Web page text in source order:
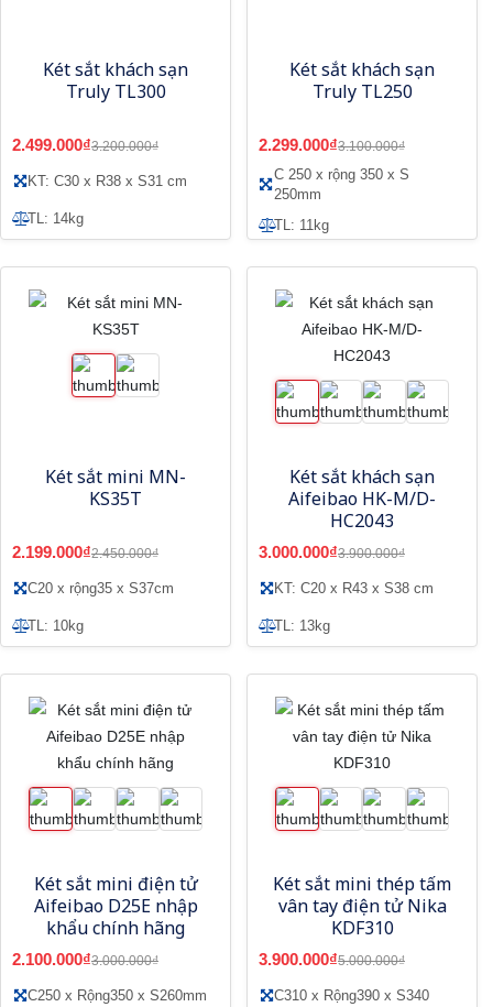
Két sắt khách sạn
Truly TL300
2.499.000₫3.200.000₫
KT: C30 x R38 x S31 cm
TL: 14kg
Két sắt khách sạn
Truly TL250
2.299.000₫3.100.000₫
C 250 x rộng 350 x S
250mm
TL: 11kg
Két sắt mini MN-
KS35T
2.199.000₫2.450.000₫
C20 x rộng35 x S37cm
TL: 10kg
Két sắt khách sạn
Aifeibao HK-M/D-
HC2043
3.000.000₫3.900.000₫
KT: C20 x R43 x S38 cm
TL: 13kg
Két sắt mini điện tử
Aifeibao D25E nhập
khẩu chính hãng
2.100.000₫3.000.000₫
C250 x Rộng350 x S260mm
Két sắt mini thép tấm
vân tay điện tử Nika
KDF310
3.900.000₫5.000.000₫
C310 x Rộng390 x S340